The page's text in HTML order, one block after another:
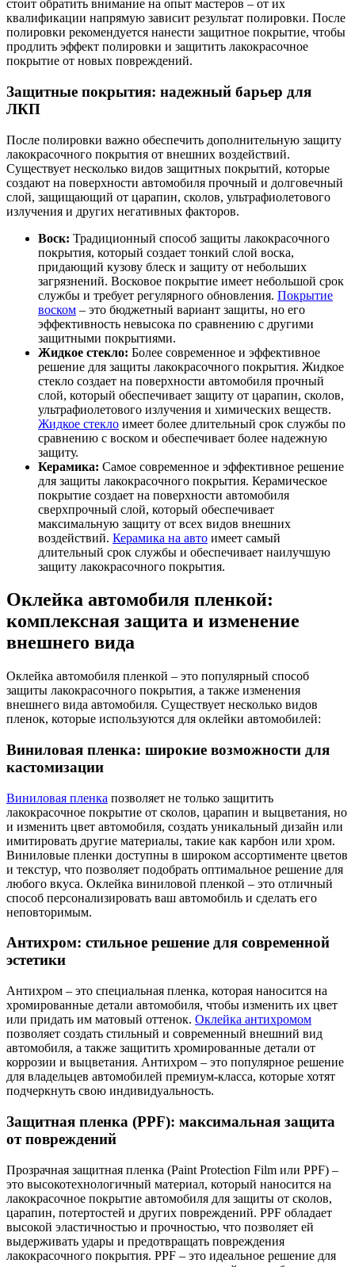
стоит обратить внимание на опыт мастеров – от их
квалификации напрямую зависит результат полировки. После
полировки рекомендуется нанести защитное покрытие, чтобы
продлить эффект полировки и защитить лакокрасочное
покрытие от новых повреждений.
Защитные покрытия: надежный барьер для
ЛКП
После полировки важно обеспечить дополнительную защиту
лакокрасочного покрытия от внешних воздействий.
Существует несколько видов защитных покрытий, которые
создают на поверхности автомобиля прочный и долговечный
слой, защищающий от царапин, сколов, ультрафиолетового
излучения и других негативных факторов.
Воск: Традиционный способ защиты лакокрасочного
покрытия, который создает тонкий слой воска,
придающий кузову блеск и защиту от небольших
загрязнений. Восковое покрытие имеет небольшой срок
службы и требует регулярного обновления. Покрытие
воском – это бюджетный вариант защиты, но его
эффективность невысока по сравнению с другими
защитными покрытиями.
Жидкое стекло: Более современное и эффективное
решение для защиты лакокрасочного покрытия. Жидкое
стекло создает на поверхности автомобиля прочный
слой, который обеспечивает защиту от царапин, сколов,
ультрафиолетового излучения и химических веществ.
Жидкое стекло имеет более длительный срок службы по
сравнению с воском и обеспечивает более надежную
защиту.
Керамика: Самое современное и эффективное решение
для защиты лакокрасочного покрытия. Керамическое
покрытие создает на поверхности автомобиля
сверхпрочный слой, который обеспечивает
максимальную защиту от всех видов внешних
воздействий. Керамика на авто имеет самый
длительный срок службы и обеспечивает наилучшую
защиту лакокрасочного покрытия.
Оклейка автомобиля пленкой:
комплексная защита и изменение
внешнего вида
Оклейка автомобиля пленкой – это популярный способ
защиты лакокрасочного покрытия, а также изменения
внешнего вида автомобиля. Существует несколько видов
пленок, которые используются для оклейки автомобилей:
Виниловая пленка: широкие возможности для
кастомизации
Виниловая пленка позволяет не только защитить
лакокрасочное покрытие от сколов, царапин и выцветания, но
и изменить цвет автомобиля, создать уникальный дизайн или
имитировать другие материалы, такие как карбон или хром.
Виниловые пленки доступны в широком ассортименте цветов
и текстур, что позволяет подобрать оптимальное решение для
любого вкуса. Оклейка виниловой пленкой – это отличный
способ персонализировать ваш автомобиль и сделать его
неповторимым.
Антихром: стильное решение для современной
эстетики
Антихром – это специальная пленка, которая наносится на
хромированные детали автомобиля, чтобы изменить их цвет
или придать им матовый оттенок. Оклейка антихромом
позволяет создать стильный и современный внешний вид
автомобиля, а также защитить хромированные детали от
коррозии и выцветания. Антихром – это популярное решение
для владельцев автомобилей премиум-класса, которые хотят
подчеркнуть свою индивидуальность.
Защитная пленка (PPF): максимальная защита
от повреждений
Прозрачная защитная пленка (Paint Protection Film или PPF) –
это высокотехнологичный материал, который наносится на
лакокрасочное покрытие автомобиля для защиты от сколов,
царапин, потертостей и других повреждений. PPF обладает
высокой эластичностью и прочностью, что позволяет ей
выдерживать удары и предотвращать повреждения
лакокрасочного покрытия. PPF – это идеальное решение для